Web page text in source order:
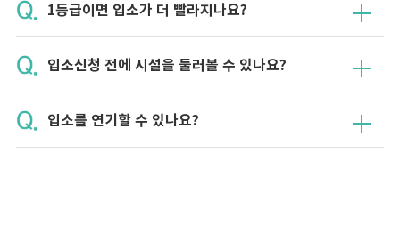
1등급이면 입소가 더 빨라지나요?
입소신청 전에 시설을 둘러볼 수 있나요?
입소를 연기할 수 있나요?